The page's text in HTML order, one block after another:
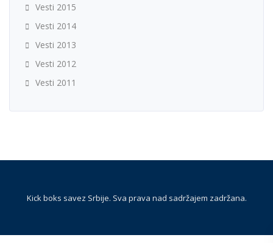
Vesti 2015
Vesti 2014
Vesti 2013
Vesti 2012
Vesti 2011
Kick boks savez Srbije. Sva prava nad sadržajem zadržana.